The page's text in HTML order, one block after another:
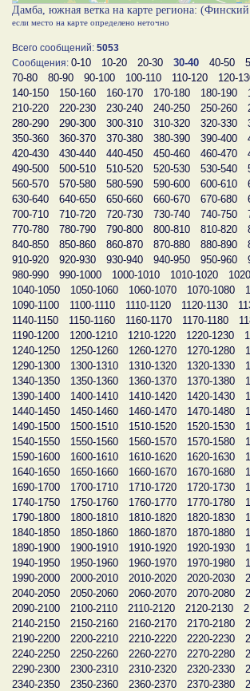
Дамба, южная ветка на карте региона: (Финский
если место на карте определено неточно
Всего сообщений: 5053
Сообщения: 0-10 10-20 20-30 30-40 40-50
70-80
80-90 90-100 100-110 110-120 120-
140-150
150-160 160-170 170-180 180-190
210-220
220-230 230-240 240-250 250-260
280-290
290-300 300-310 310-320 320-330
350-360
360-370 370-380 380-390 390-400
420-430
430-440 440-450 450-460 460-470
490-500
500-510 510-520 520-530 530-540
560-570
570-580 580-590 590-600 600-610
630-640
640-650 650-660 660-670 670-680
700-710
710-720 720-730 730-740 740-750
770-780
780-790 790-800 800-810 810-820
840-850
850-860 860-870 870-880 880-890
910-920
920-930 930-940 940-950 950-960
980-990
990-1000 1000-1010 1010-1020
1040-1050
1050-1060 1060-1070 1070-1080
1090-1100
1100-1110 1110-1120 1120-1130
1140-1150
1150-1160 1160-1170 1170-1180
1190-1200
1200-1210 1210-1220 1220-1230
1240-1250
1250-1260 1260-1270 1270-1280
1290-1300
1300-1310 1310-1320 1320-1330
1340-1350
1350-1360 1360-1370 1370-1380
1390-1400
1400-1410 1410-1420 1420-1430
1440-1450
1450-1460 1460-1470 1470-1480
1490-1500
1500-1510 1510-1520 1520-1530
1540-1550
1550-1560 1560-1570 1570-1580
1590-1600
1600-1610 1610-1620 1620-1630
1640-1650
1650-1660 1660-1670 1670-1680
1690-1700
1700-1710 1710-1720 1720-1730
1740-1750
1750-1760 1760-1770 1770-1780
1790-1800
1800-1810 1810-1820 1820-1830
1840-1850
1850-1860 1860-1870 1870-1880
1890-1900
1900-1910 1910-1920 1920-1930
1940-1950
1950-1960 1960-1970 1970-1980
1990-2000
2000-2010 2010-2020 2020-2030
2040-2050
2050-2060 2060-2070 2070-2080
2090-2100
2100-2110 2110-2120 2120-2130
2140-2150
2150-2160 2160-2170 2170-2180
2190-2200
2200-2210 2210-2220 2220-2230
2240-2250
2250-2260 2260-2270 2270-2280
2290-2300
2300-2310 2310-2320 2320-2330
2340-2350
2350-2360 2360-2370 2370-2380